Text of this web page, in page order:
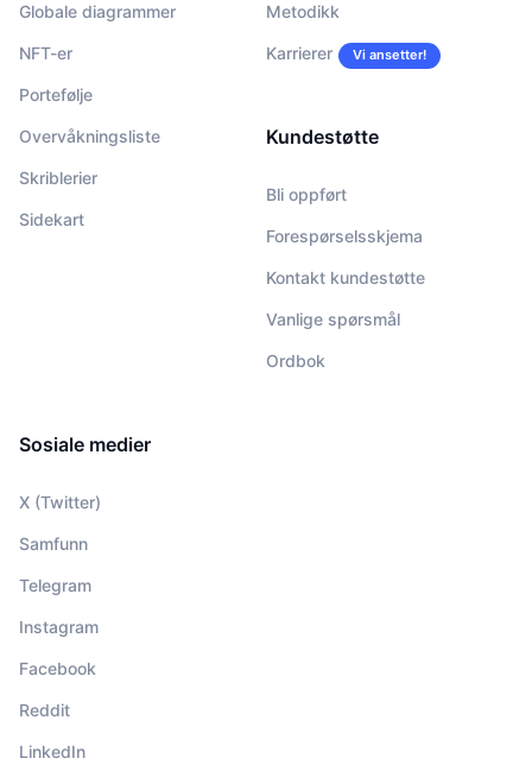
Globale diagrammer
NFT-er
Portefølje
Overvåkningsliste
Skriblerier
Sidekart
Metodikk
Karrierer Vi ansetter!
Kundestøtte
Bli oppført
Forespørselsskjema
Kontakt kundestøtte
Vanlige spørsmål
Ordbok
Sosiale medier
X (Twitter)
Samfunn
Telegram
Instagram
Facebook
Reddit
LinkedIn